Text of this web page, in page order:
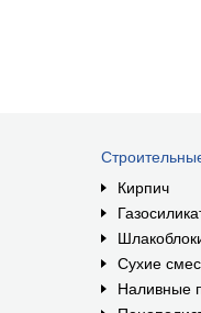
Кирпич
Сухие
Наливные